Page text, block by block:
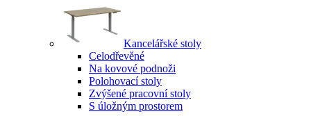
Kancelářské stoly
Celodřevěné
Na kovové podnoži
Polohovací stoly
Zvýšené pracovní stoly
S úložným prostorem